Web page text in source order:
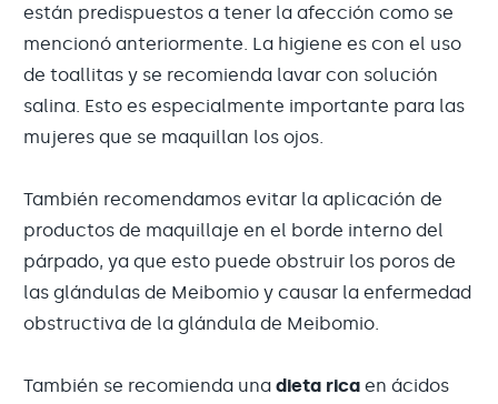
están predispuestos a tener la afección como se
mencionó anteriormente. La higiene es con el uso
de toallitas y se recomienda lavar con solución
salina. Esto es especialmente importante para las
mujeres que se maquillan los ojos.
También recomendamos evitar la aplicación de
productos de maquillaje en el borde interno del
párpado, ya que esto puede obstruir los poros de
las glándulas de Meibomio y causar la enfermedad
obstructiva de la glándula de Meibomio.
También se recomienda una dieta rica en ácidos